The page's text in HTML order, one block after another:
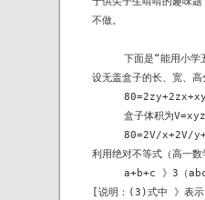
不做。
下面是“能用小学
设无盖盒子的长、宽、
80=2zy+2zx+xy
盒子体积为
80=2V/x+2V/
利用绝对不等式（高一数
a+b+c 》3（
[说明：(3)式中 》表